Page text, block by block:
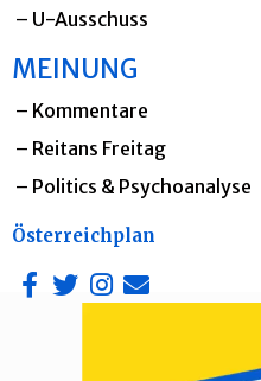
– U-Ausschuss
MEINUNG
– Kommentare
– Reitans Freitag
– Politics & Psychoanalyse
Österreichplan